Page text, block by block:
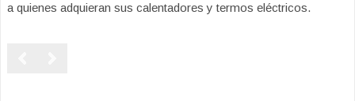
a quienes adquieran sus calentadores y termos eléctricos.